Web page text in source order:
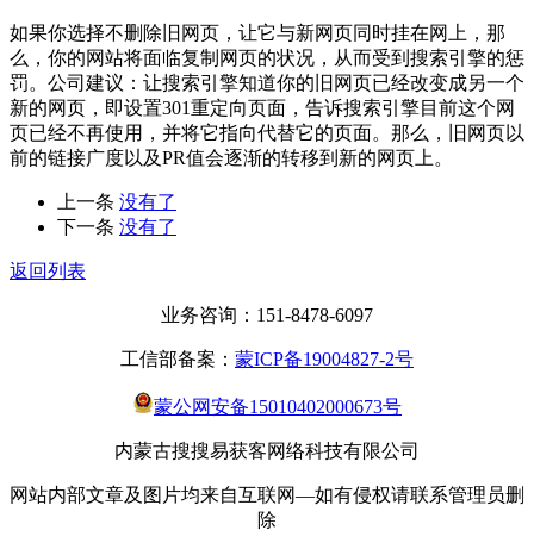
如果你选择不删除旧网页，让它与新网页同时挂在网上，那
么，你的网站将面临复制网页的状况，从而受到搜索引擎的惩
罚。公司建议：让搜索引擎知道你的旧网页已经改变成另一个
新的网页，即设置301重定向页面，告诉搜索引擎目前这个网
页已经不再使用，并将它指向代替它的页面。那么，旧网页以
前的链接广度以及PR值会逐渐的转移到新的网页上。
上一条 没有了
下一条 没有了
返回列表
业务咨询：151-8478-6097
工信部备案： 蒙ICP备19004827-2号
蒙公网安备15010402000673号
内蒙古搜搜易获客网络科技有限公司
网站内部文章及图片均来自互联网—如有侵权请联系管理员删
除